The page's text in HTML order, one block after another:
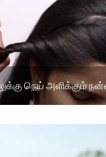
நெய் அளிக்கும்